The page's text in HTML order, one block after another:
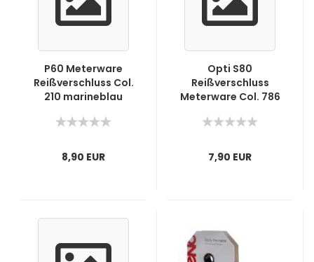
P60 Meterware
Reißverschluss Col.
210 marineblau
8,90 EUR
Opti S80
Reißverschluss
Meterware Col. 786
7,90 EUR